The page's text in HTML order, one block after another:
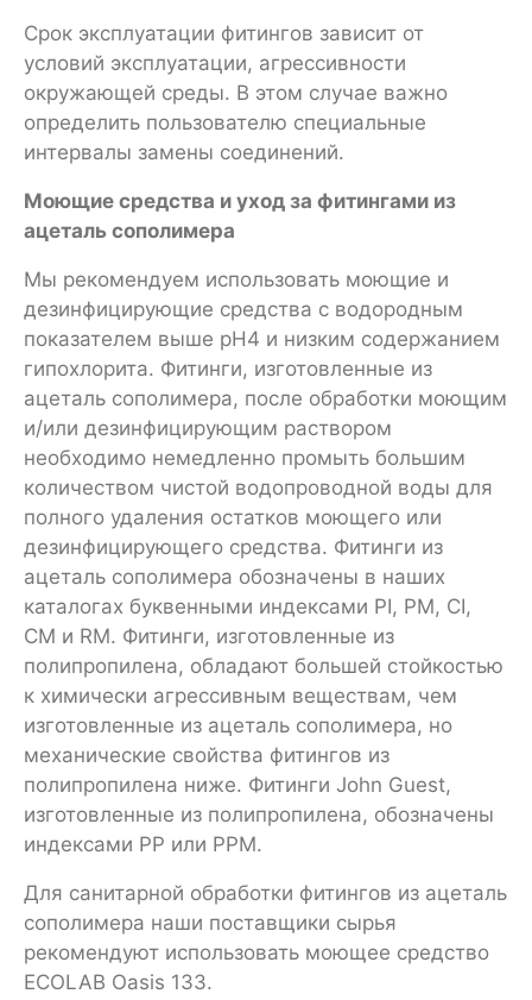
Срок эксплуатации фитингов зависит от
условий эксплуатации, агрессивности
окружающей среды. В этом случае важно
определить пользователю специальные
интервалы замены соединений.
Моющие средства и уход за фитингами из
ацеталь сополимера
Мы рекомендуем использовать моющие и
дезинфицирующие средства с водородным
показателем выше pH4 и низким содержанием
гипохлорита. Фитинги, изготовленные из
ацеталь сополимера, после обработки моющим
и/или дезинфицирующим раствором
необходимо немедленно промыть большим
количеством чистой водопроводной воды для
полного удаления остатков моющего или
дезинфицирующего средства. Фитинги из
ацеталь сополимера обозначены в наших
каталогах буквенными индексами PI, PM, CI,
CM и RM. Фитинги, изготовленные из
полипропилена, обладают большей стойкостью
к химически агрессивным веществам, чем
изготовленные из ацеталь сополимера, но
механические свойства фитингов из
полипропилена ниже. Фитинги John Guest,
изготовленные из полипропилена, обозначены
индексами PP или РРМ.
Для санитарной обработки фитингов из ацеталь
сополимера наши поставщики сырья
рекомендуют использовать моющее средство
ECOLAB Oasis 133.